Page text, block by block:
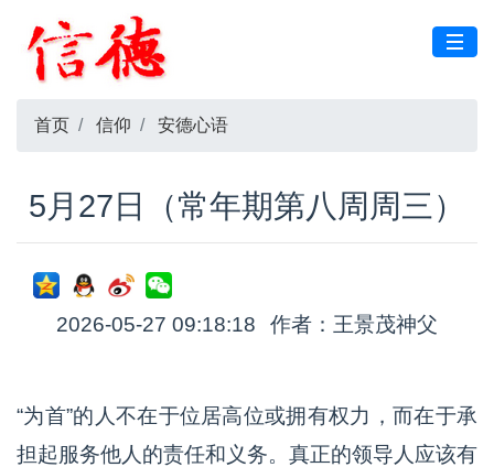
首页 信仰 安德心语
5月27日（常年期第八周周三）
2026-05-27 09:18:18 作者：王景茂神父
“为首”的人不在于位居高位或拥有权力，而在于承
担起服务他人的责任和义务。真正的领导人应该有